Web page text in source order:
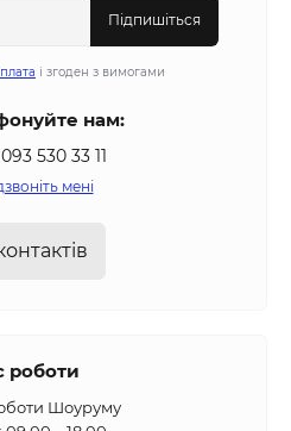
Підпишіться
і згоден з вимогами
нам:
530 33 11
мені
роботи
Шоуруму